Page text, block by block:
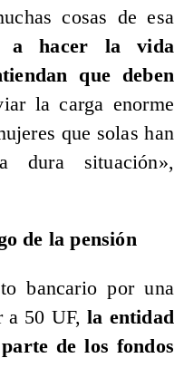
cosas de esa
a hacer la vida
que deben
la carga enorme
que solas han
dura situación»,
de la pensión
bancario por una
a 50 UF,la entidad
de los fondos